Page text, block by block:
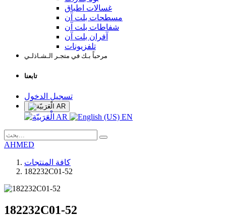
غسالات اطباق
مسطحات بلت آن
شفاطات بلت آن
آفران بلت آن
تلفزيونات
مرحباً بـك في متجـر الـشـاذلـي
تابعنا
تسجيل الدخول
AR
AR EN
AHMED
كافة المنتجات
182232C01-52
182232C01-52